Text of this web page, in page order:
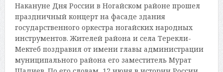
Накануне Дня России в Ногайском районе прошел
праздничный концерт на фасаде здания
государственного оркестра ногайских народных
инструментов. Жителей района и села Терекли-
Мектеб поздравил от имени главы администрации
муниципального района его заместитель Мурат